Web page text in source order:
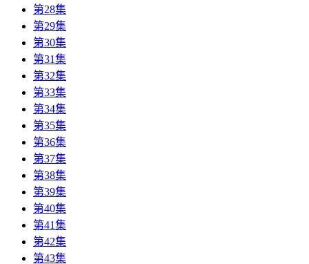
第28集
第29集
第30集
第31集
第32集
第33集
第34集
第35集
第36集
第37集
第38集
第39集
第40集
第41集
第42集
第43集